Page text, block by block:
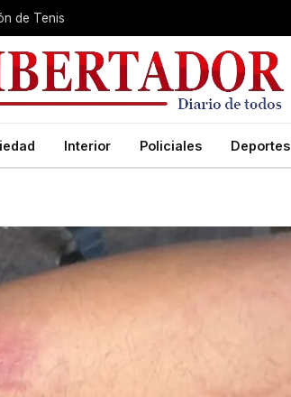
de Tenis
Interior Policiales Deportes